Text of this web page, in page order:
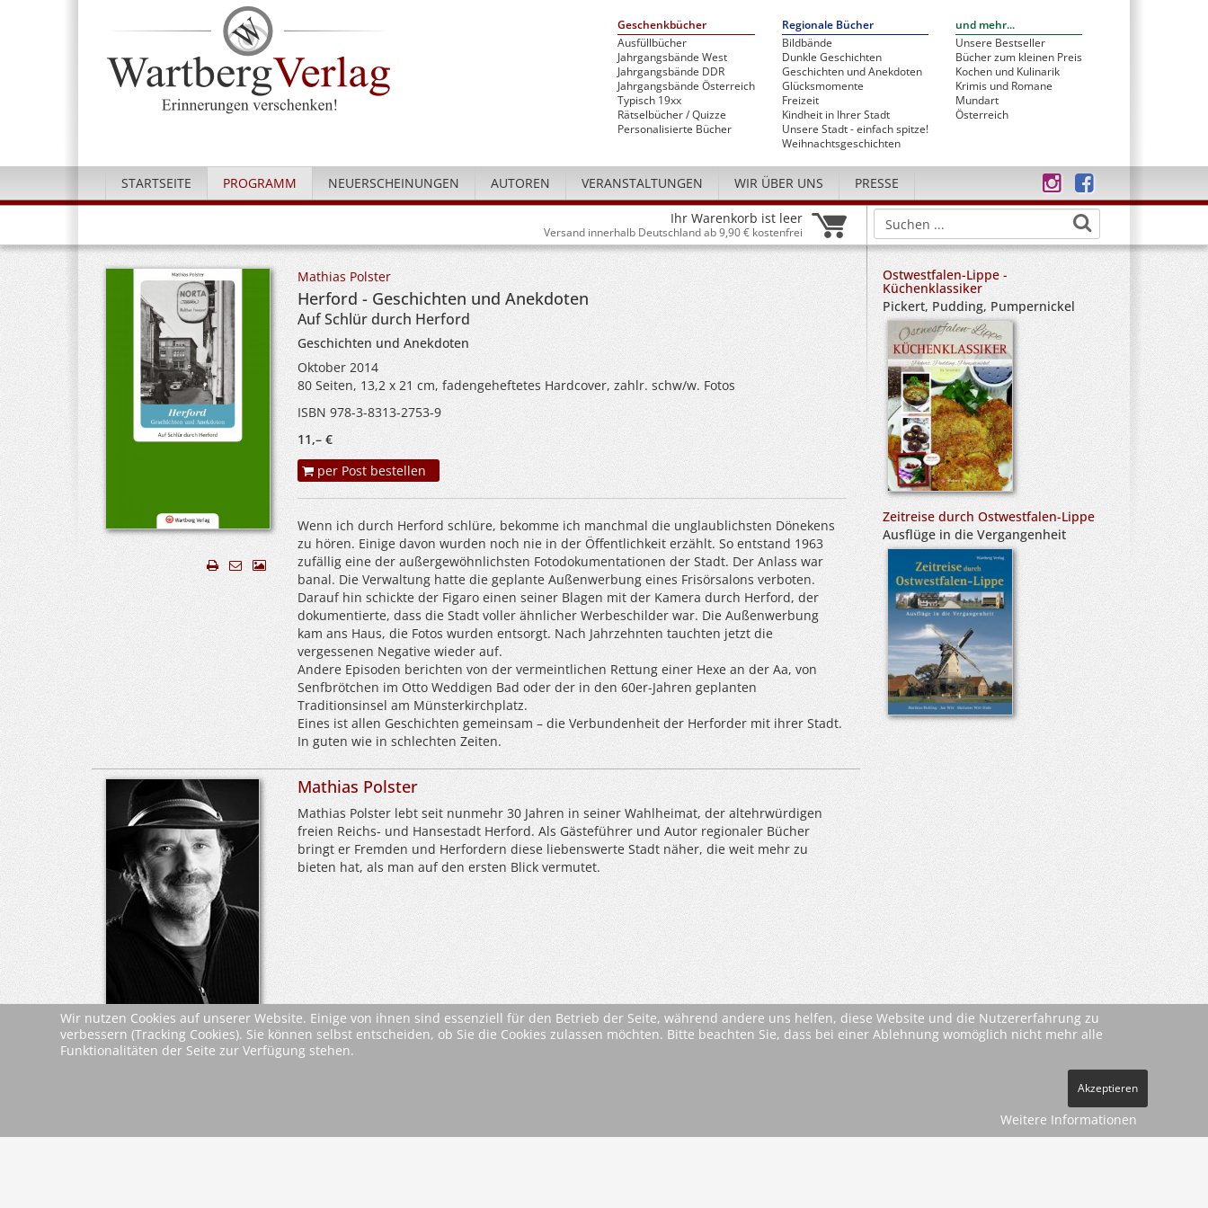
Geschenkbücher
Ausfüllbücher
Jahrgangsbände West
Jahrgangsbände DDR
Jahrgangsbände Österreich
Typisch 19xx
Rätselbücher / Quizze
Personalisierte Bücher
Regionale Bücher
Bildbände
Dunkle Geschichten
Geschichten und Anekdoten
Glücksmomente
Freizeit
Kindheit in Ihrer Stadt
Unsere Stadt - einfach spitze!
Weihnachtsgeschichten
und mehr...
Unsere Bestseller
Bücher zum kleinen Preis
Kochen und Kulinarik
Krimis und Romane
Mundart
Österreich
STARTSEITE PROGRAMM NEUERSCHEINUNGEN AUTOREN VERANSTALTUNGEN WIR ÜBER UNS PRESSE
Ihr Warenkorb ist leer
Versand innerhalb Deutschland ab 9,90 € kostenfrei
Mathias Polster
Herford - Geschichten und Anekdoten
Auf Schlür durch Herford
Geschichten und Anekdoten
Oktober 2014
80 Seiten, 13,2 x 21 cm, fadengeheftetes Hardcover, zahlr. schw/w. Fotos
ISBN 978-3-8313-2753-9
11,– €
per Post bestellen
Wenn ich durch Herford schlüre, bekomme ich manchmal die unglaublichsten Dönekens
zu hören. Einige davon wurden noch nie in der Öffentlichkeit erzählt. So entstand 1963
zufällig eine der außergewöhnlichsten Fotodokumentationen der Stadt. Der Anlass war
banal. Die Verwaltung hatte die geplante Außenwerbung eines Frisörsalons verboten.
Darauf hin schickte der Figaro einen seiner Blagen mit der Kamera durch Herford, der
dokumentierte, dass die Stadt voller ähnlicher Werbeschilder war. Die Außenwerbung
kam ans Haus, die Fotos wurden entsorgt. Nach Jahrzehnten tauchten jetzt die
vergessenen Negative wieder auf.
Andere Episoden berichten von der vermeintlichen Rettung einer Hexe an der Aa, von
Senfbrötchen im Otto Weddigen Bad oder der in den 60er-Jahren geplanten
Traditionsinsel am Münsterkirchplatz.
Eines ist allen Geschichten gemeinsam – die Verbundenheit der Herforder mit ihrer Stadt.
In guten wie in schlechten Zeiten.
Mathias Polster
Mathias Polster lebt seit nunmehr 30 Jahren in seiner Wahlheimat, der altehrwürdigen
freien Reichs- und Hansestadt Herford. Als Gästeführer und Autor regionaler Bücher
bringt er Fremden und Herfordern diese liebenswerte Stadt näher, die weit mehr zu
bieten hat, als man auf den ersten Blick vermutet.
Leseproben & Leseprobe
Ostwestfalen-Lippe -
Küchenklassiker
Pickert, Pudding, Pumpernickel
Zeitreise durch Ostwestfalen-Lippe
Ausflüge in die Vergangenheit
Wir nutzen Cookies auf unserer Website. Einige von ihnen sind essenziell für den Betrieb der Seite, während andere uns helfen, diese Website und die Nutzererfahrung zu
verbessern (Tracking Cookies). Sie können selbst entscheiden, ob Sie die Cookies zulassen möchten. Bitte beachten Sie, dass bei einer Ablehnung womöglich nicht mehr alle
Funktionalitäten der Seite zur Verfügung stehen.
Akzeptieren
Weitere Informationen